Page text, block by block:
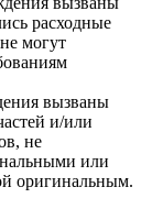
расходные
могут
вызваны
и/или
не
или
оригинальным.